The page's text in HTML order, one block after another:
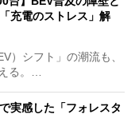
充電のストレス」解
）シフト」の潮流も、
る。…
実感した「フォレスタ